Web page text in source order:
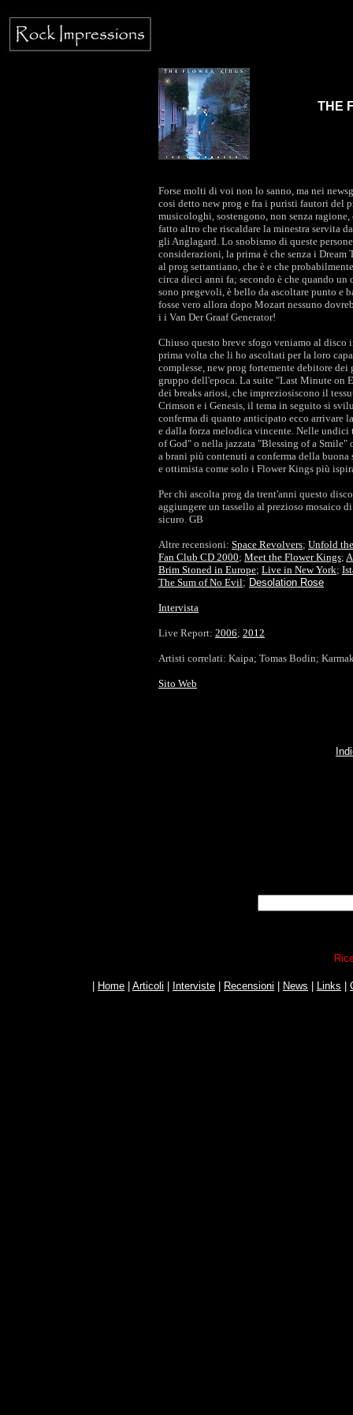
THE
Forse molti di voi non lo sanno, ma nei
cosi detto new prog e fra i puristi fautori del
musicologhi, sostengono, non senza
fatto altro che riscaldare la minestra servita
gli Anglagard. Lo snobismo di queste
considerazioni, la prima è che senza i
al prog settantiano, che è e che
circa dieci anni fa; secondo è che quando
sono pregevoli, è bello da ascoltare punto e
fosse vero allora dopo Mozart nessuno
i i Van Der Graaf Generator!
Chiuso questo breve sfogo veniamo al
prima volta che li ho ascoltati per la loro
complesse, new prog fortemente debitore
gruppo dell'epoca. La suite "Last Minute on
dei breaks ariosi, che impreziosiscono il
Crimson e i Genesis, il tema in seguito si
conferma di quanto anticipato ecco arrivare
e dalla forza melodica vincente. Nelle undici
of God" o nella jazzata "Blessing of a Smile"
a brani più contenuti a conferma della
e ottimista come solo i Flower Kings più
Per chi ascolta prog da trent'anni questo
aggiungere un tassello al prezioso mosaico
sicuro. GB
Altre recensioni: Space Revolvers; Unfold
Fan Club CD 2000; Meet the Flower Kings;
Brim Stoned in Europe; Live in New York;
The Sum of No Evil; Desolation Rose
Intervista
Live Report: 2006; 2012
Artisti correlati: Kaipa; Tomas Bodin;
Sito Web
Home Articoli Interviste Recensioni News Links